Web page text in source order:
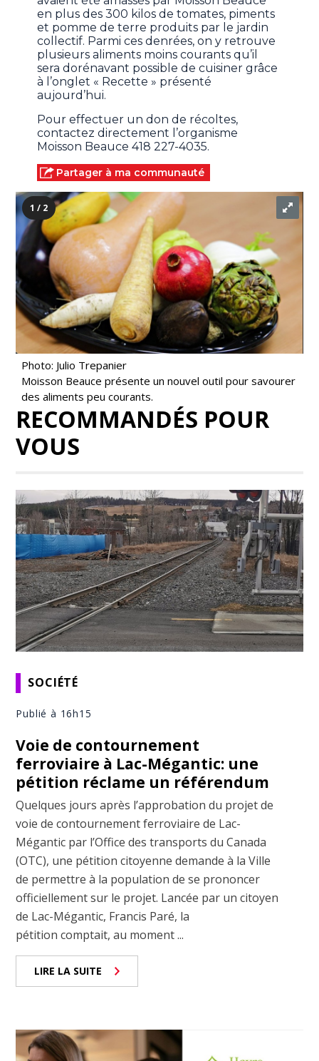
en plus des 300 kilos de tomates, piments
et pomme de terre produits par le jardin
collectif. Parmi ces denrées, on y retrouve
plusieurs aliments moins courants qu’il
sera dorénavant possible de cuisiner grâce
à l’onglet « Recette » présenté
aujourd’hui.
Pour effectuer un don de récoltes,
contactez directement l’organisme
Moisson Beauce 418 227-4035.
Partager à ma communauté
1 / 2
Photo: Julio Trepanier
Moisson Beauce présente un nouvel outil pour savourer
des aliments peu courants.
RECOMMANDÉS POUR
VOUS
SOCIÉTÉ
Publié à 16h15
Voie de contournement
ferroviaire à Lac-Mégantic: une
pétition réclame un référendum
Quelques jours après l’approbation du projet de
voie de contournement ferroviaire de Lac-
Mégantic par l’Office des transports du Canada
(OTC), une pétition citoyenne demande à la Ville
de permettre à la population de se prononcer
officiellement sur le projet. Lancée par un citoyen
de Lac-Mégantic, Francis Paré, la
pétition comptait, au moment ...
LIRE LA SUITE